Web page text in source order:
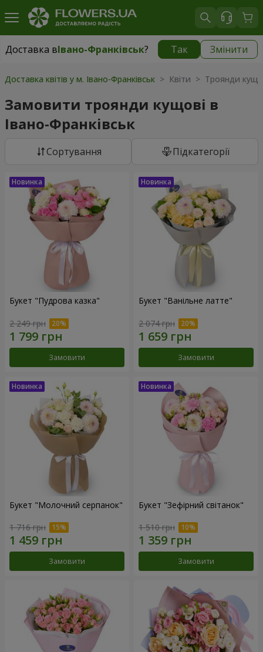
Доставка вІвано-Франківськ? Так Змінити
Доставка вІвано-Франківськ|безкоштовно
Доставка квітів у м. Івано-Франківськ > Квіти > Троянди
Замовити троянди кущові в
Івано-Франківськ
Сортування Підкатегорії
Букет "Пудрова казка"
2 249 грн
Замовити
Букет "Ванільне латте"
2 074 грн
Замовити
Букет "Молочний серпанок"
1 716 грн
Замовити
Букет "Зефірний світанок"
1 510 грн
Замовити